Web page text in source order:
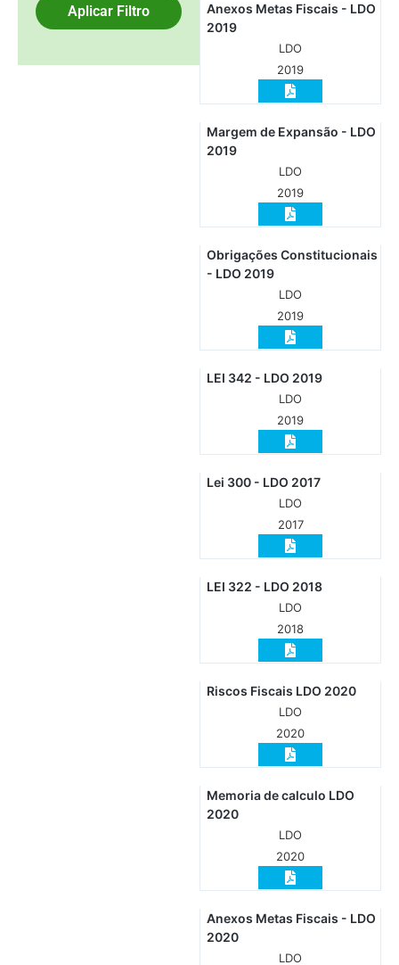
Aplicar Filtro
Anexos Metas Fiscais - LDO
2019
LDO
2019
Margem de Expansão - LDO
2019
LDO
2019
Obrigações Constitucionais
- LDO 2019
LDO
2019
LEI 342 - LDO 2019
LDO
2019
Lei 300 - LDO 2017
LDO
2017
LEI 322 - LDO 2018
LDO
2018
Riscos Fiscais LDO 2020
LDO
2020
Memoria de calculo LDO
2020
LDO
2020
Anexos Metas Fiscais - LDO
2020
LDO